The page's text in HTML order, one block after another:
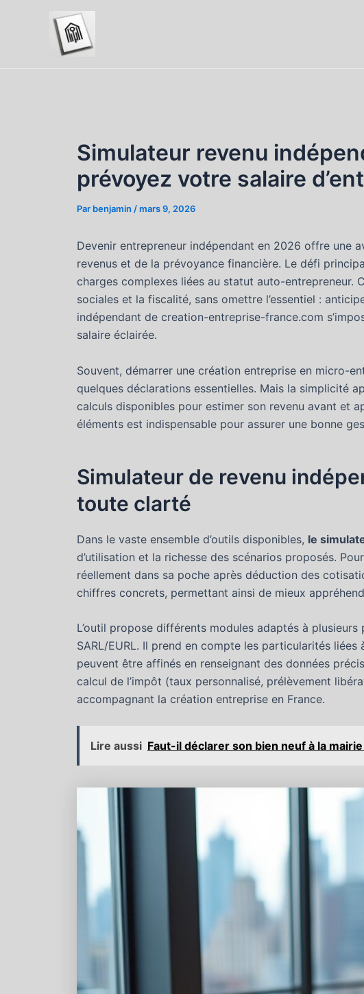
Simulateur revenu
prévoyez votre salaire
Par benjamin /mars 9, 2026
Devenir entrepreneur indépendant en 2026 offre une
revenus et de la prévoyance financière. Le défi
charges complexes liées au statut auto-entrepreneur.
sociales et la fiscalité, sans omettre l’essentiel :
indépendant de creation-entreprise-france.com
salaire éclairée.
Souvent, démarrer une création entreprise en micro-
quelques déclarations essentielles. Mais la simplicité
calculs disponibles pour estimer son revenu avant et
éléments est indispensable pour assurer une bonne
Simulateur de revenu
toute clarté
Dans le vaste ensemble d’outils disponibles, le
d’utilisation et la richesse des scénarios proposés.
réellement dans sa poche après déduction des
chiffres concrets, permettant ainsi de mieux
L’outil propose différents modules adaptés à
SARL/EURL. Il prend en compte les particularités
peuvent être affinés en renseignant des données
calcul de l’impôt (taux personnalisé, prélèvement
accompagnant la création entreprise en France.
Lire aussi Faut-il déclarer son bien neuf à la mairie